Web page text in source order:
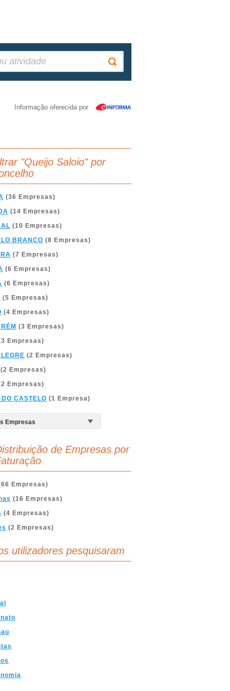
Informação oferecida por
"Queijo Saloio" por
(36 Empresas)
(14 Empresas)
(10 Empresas)
BRANCO (8 Empresas)
(7 Empresas)
(6 Empresas)
(6 Empresas)
(5 Empresas)
(4 Empresas)
(3 Empresas)
Empresas)
(2 Empresas)
Empresas)
Empresas)
CASTELO (1 Empresa)
de Empresas por
Empresas)
(16 Empresas)
(4 Empresas)
(2 Empresas)
utilizadores pesquisaram